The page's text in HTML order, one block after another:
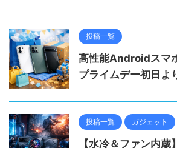
投稿一覧
高性能Androidスマ
プライムデー初日よ
投稿一覧 ガジェット
【水冷＆ファン内